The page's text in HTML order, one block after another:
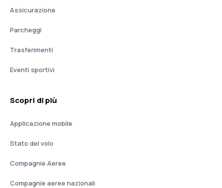
Assicurazione
Parcheggi
Trasferimenti
Eventi sportivi
Scopri di più
Applicazione mobile
Stato del volo
Compagnie Aeree
Compagnie aeree nazionali